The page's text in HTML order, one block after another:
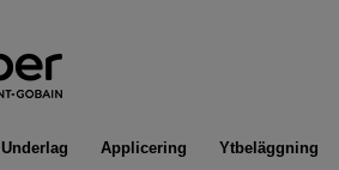
Underlag Applicering Ytbeläggning